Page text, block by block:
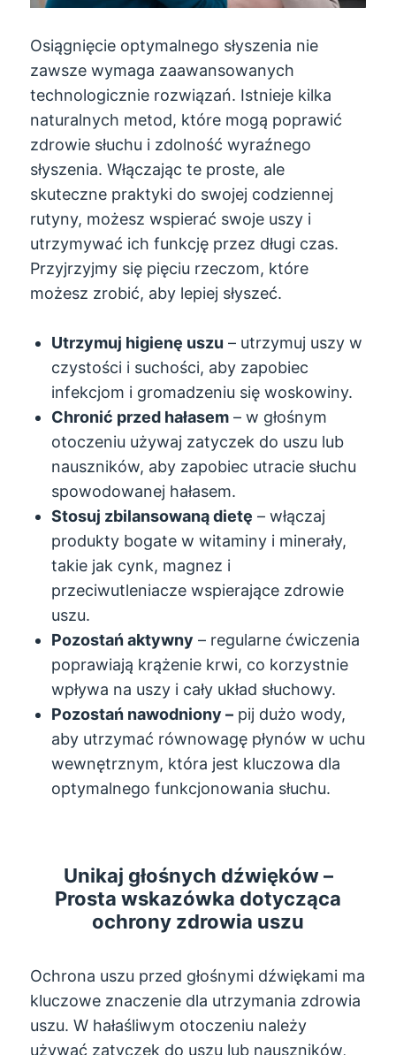
Osiągnięcie optymalnego słyszenia nie
zawsze wymaga zaawansowanych
technologicznie rozwiązań. Istnieje kilka
naturalnych metod, które mogą poprawić
zdrowie słuchu i zdolność wyraźnego
słyszenia. Włączając te proste, ale
skuteczne praktyki do swojej codziennej
rutyny, możesz wspierać swoje uszy i
utrzymywać ich funkcję przez długi czas.
Przyjrzyjmy się pięciu rzeczom, które
możesz zrobić, aby lepiej słyszeć.
Utrzymuj higienę uszu – utrzymuj uszy w
czystości i suchości, aby zapobiec
infekcjom i gromadzeniu się woskowiny.
Chronić przed hałasem – w głośnym
otoczeniu używaj zatyczek do uszu lub
nauszników, aby zapobiec utracie słuchu
spowodowanej hałasem.
Stosuj zbilansowaną dietę – włączaj
produkty bogate w witaminy i minerały,
takie jak cynk, magnez i
przeciwutleniacze wspierające zdrowie
uszu.
Pozostań aktywny – regularne ćwiczenia
poprawiają krążenie krwi, co korzystnie
wpływa na uszy i cały układ słuchowy.
Pozostań nawodniony – pij dużo wody,
aby utrzymać równowagę płynów w uchu
wewnętrznym, która jest kluczowa dla
optymalnego funkcjonowania słuchu.
Unikaj głośnych dźwięków –
Prosta wskazówka dotycząca
ochrony zdrowia uszu
Ochrona uszu przed głośnymi dźwiękami ma
kluczowe znaczenie dla utrzymania zdrowia
uszu. W hałaśliwym otoczeniu należy
używać zatyczek do uszu lub nauszników,